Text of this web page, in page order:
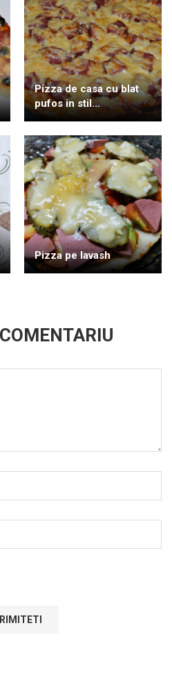
Pizza de casa cu blat
pufos in stil...
Pizza pe lavash